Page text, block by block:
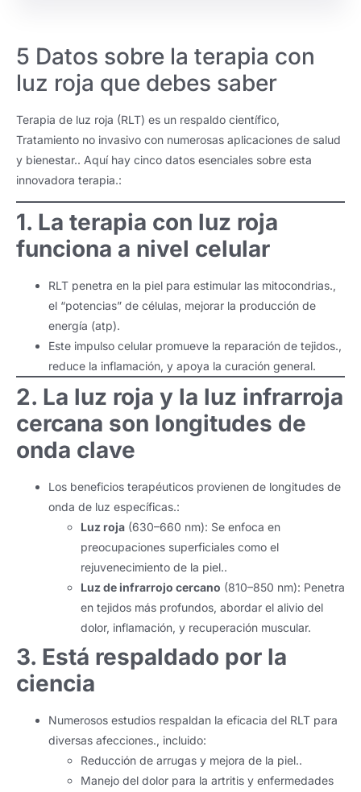
5 Datos sobre la terapia con
luz roja que debes saber
Terapia de luz roja (RLT) es un respaldo científico,
Tratamiento no invasivo con numerosas aplicaciones de salud
y bienestar.. Aquí hay cinco datos esenciales sobre esta
innovadora terapia.:
1. La terapia con luz roja
funciona a nivel celular
RLT penetra en la piel para estimular las mitocondrias.,
el “potencias” de células, mejorar la producción de
energía (atp).
Este impulso celular promueve la reparación de tejidos.,
reduce la inflamación, y apoya la curación general.
2. La luz roja y la luz infrarroja
cercana son longitudes de
onda clave
Los beneficios terapéuticos provienen de longitudes de
onda de luz específicas.:
Luz roja (630–660 nm): Se enfoca en
preocupaciones superficiales como el
rejuvenecimiento de la piel..
Luz de infrarrojo cercano (810–850 nm): Penetra
en tejidos más profundos, abordar el alivio del
dolor, inflamación, y recuperación muscular.
3. Está respaldado por la
ciencia
Numerosos estudios respaldan la eficacia del RLT para
diversas afecciones., incluido:
Reducción de arrugas y mejora de la piel..
Manejo del dolor para la artritis y enfermedades